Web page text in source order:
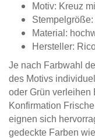
Motiv: Kreuz
Material:
Hersteller:
Je nach Farbwahl
des Motivs
oder Grün verleihen
Konfirmation
eignen sich
gedeckte Farben